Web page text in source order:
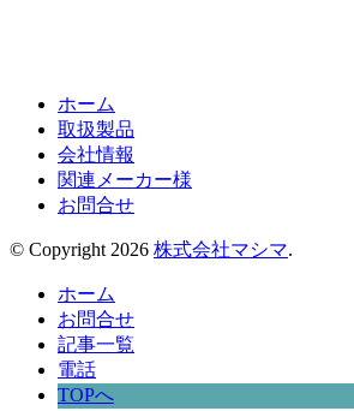
ホーム
取扱製品
会社情報
関連メーカー様
お問合せ
© Copyright 2026 株式会社マシマ.
ホーム
お問合せ
記事一覧
電話
TOPへ